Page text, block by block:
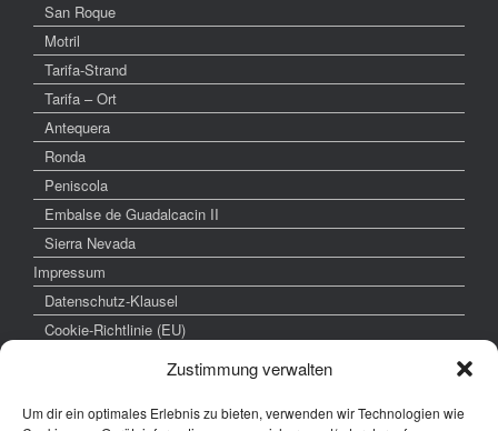
Zustimmung verwalten
Um dir ein optimales Erlebnis zu bieten, verwenden wir Technologien wie
San Roque
Motril
Tarifa-Strand
Tarifa – Ort
Antequera
Ronda
Peniscola
Embalse de Guadalcacin II
Sierra Nevada
Impressum
Datenschutz-Klausel
Cookie-Richtlinie (EU)
weitere interessante Links